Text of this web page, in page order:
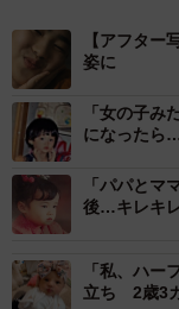
【アフター
姿に
「女の子み
になったら
「パパとマ
後…キレキ
「私、ハー
立ち 2歳3